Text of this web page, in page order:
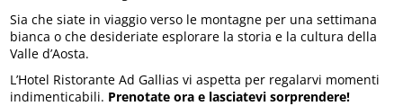
Sia che siate in viaggio verso le montagne per una settimana
bianca o che desideriate esplorare la storia e la cultura della
Valle d’Aosta.
L’Hotel Ristorante Ad Gallias vi aspetta per regalarvi momenti
indimenticabili. Prenotate ora e lasciatevi sorprendere!